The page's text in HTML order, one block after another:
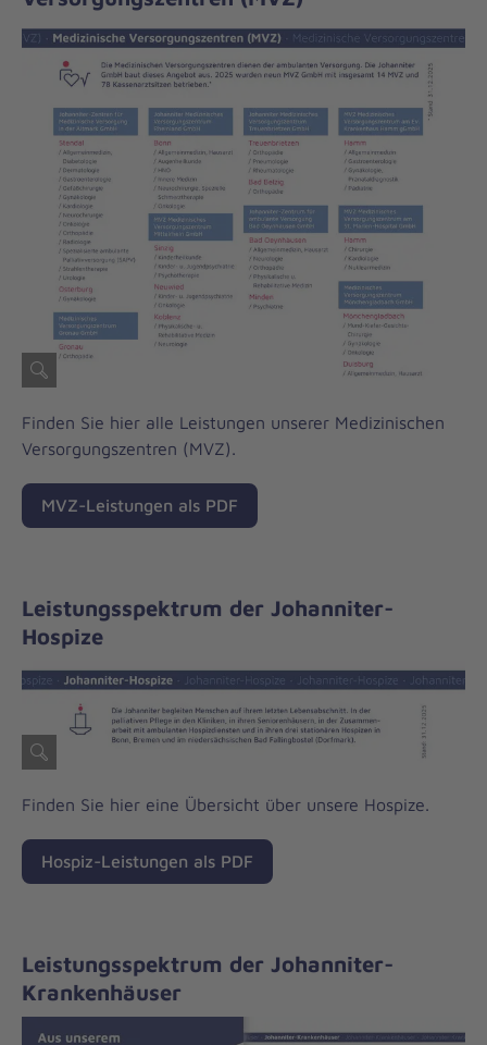
Finden Sie hier alle Leistungen unserer Medizinischen
Versorgungszentren (MVZ).
MVZ-Leistungen als PDF
Leistungsspektrum der Johanniter-
Hospize
Finden Sie hier eine Übersicht über unsere Hospize.
Hospiz-Leistungen als PDF
Leistungsspektrum der Johanniter-
Krankenhäuser